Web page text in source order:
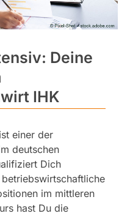
Deine
IHK
ist einer der
deutschen
Dich
im mittleren
hast Du die